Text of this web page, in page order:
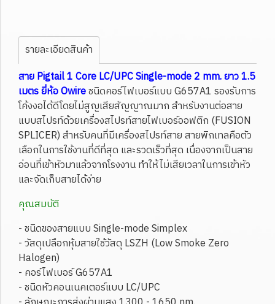
รายละเอียดสินค้า
สาย Pigtail 1 Core LC/UPC Single-mode 2 mm. ยาว 1.5
เมตร ยี่ห้อ Owireชนิดคอร์ไฟเบอร์แบบ G657A1 รองรับการ
โค้งงอได้ดีโดยไม่สูญเสียสัญญาณมาก สำหรับงานต่อสาย
แบบสไปรท์ด้วยเครื่องสไปรท์สายไฟเบอร์ออฟติก (FUSION
SPLICER) สำหรับคนที่มีเครื่องสไปรท์สาย สายพิกเทลคือตัว
เลือกในการใช้งานที่ดีที่สุด และรวดเร็วที่สุด เนื่องจากเป็นสาย
อ่อนที่เข้าหัวมาแล้วจากโรงงาน ทำให้ไม่เสียเวลาในการเข้าหัว
และจัดเก็บสายได้ง่าย
คุณสมบัติ
- ชนิดของสายแบบ Single-mode Simplex
- วัสดุเปลือกหุ้มสายใช้วัสดุ LSZH (Low Smoke Zero
Halogen)
- คอร์ไฟเบอร์ G657A1
- ชนิดหัวคอนเนคเตอร์แบบ LC/UPC